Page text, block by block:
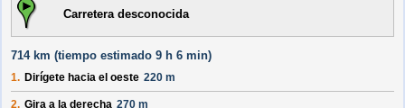
Carretera desconocida
714 km (tiempo estimado 9 h 6 min)
1. Dirígete hacia el oeste 220 m
2. Gira a la derecha 270 m